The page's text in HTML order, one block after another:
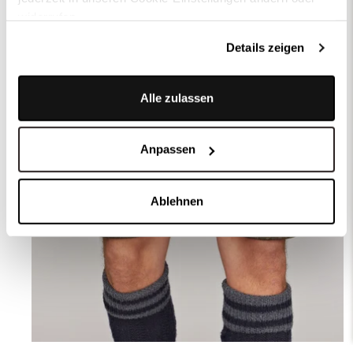
Details zeigen
Alle zulassen
Anpassen
Ablehnen